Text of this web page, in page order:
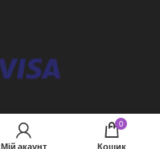
Мій акаунт
0
Кошик